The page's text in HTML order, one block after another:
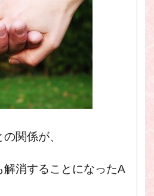
関係が、
解消することになったA